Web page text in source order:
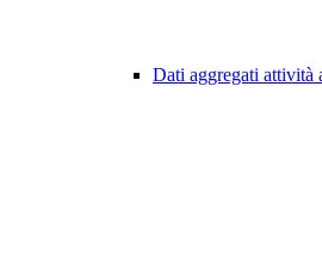
Dati aggregati attività